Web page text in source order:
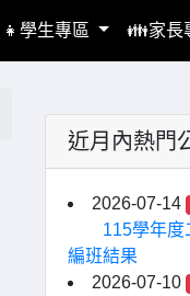
👧學生專區 👪家長
近月內熱門
2026-07-14
115學年度
編班結果
2026-07-10